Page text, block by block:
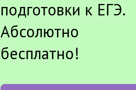
подготовки к ЕГЭ.
Абсолютно
бесплатно!